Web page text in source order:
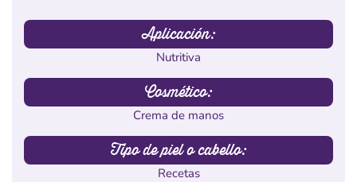
Aplicación:
Nutritiva
Cosmético:
Crema de manos
Tipo de piel o cabello:
Recetas